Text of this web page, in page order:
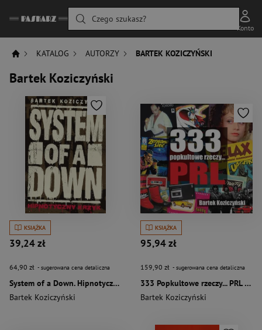
Czego szukasz?
Konto
KATALOG AUTORZY BARTEK KOZICZYŃSKI
Bartek Koziczyński
KSIĄŻKA
39,24 zł
64,90 zł - sugerowana cena detaliczna
System of a Down. Hipnotyczny krzyk wyd. 2
Bartek Koziczyński
KSIĄŻKA
95,94 zł
159,90 zł - sugerowana cena detaliczna
333 Popkultowe rzeczy... PRL wyd. 2
Bartek Koziczyński